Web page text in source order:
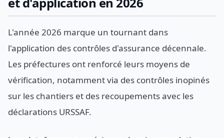
L'année 2026 marque un tournant dans
l'application des contrôles d'assurance décennale.
Les préfectures ont renforcé leurs moyens de
vérification, notamment via des contrôles inopinés
sur les chantiers et des recoupements avec les
déclarations URSSAF.